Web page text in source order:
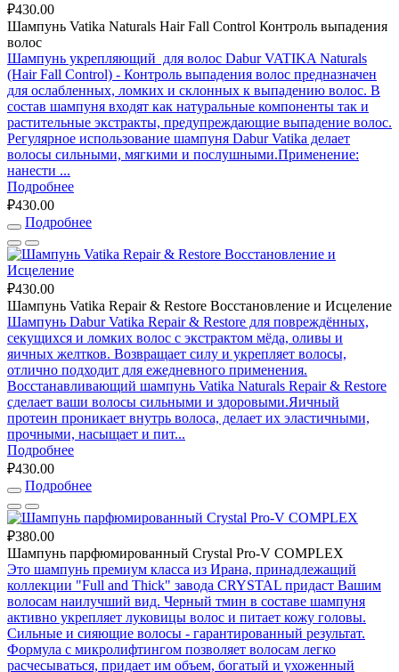
₽430.00
Шампунь Vatika Naturals Hair Fall Control Контроль выпадения
волос
Шампунь укрепляющий для волос Dabur VATIKA Naturals
(Hair Fall Control) - Контроль выпадения волос предназначен
для ослабленных, ломких и склонных к выпадению волос. В
состав шампуня входят как натуральные компоненты так и
растительные экстракты, предупреждающие выпадение волос.
Регулярное использование шампуня Dabur Vatika делает
волосы сильными, мягкими и послушными.Применение:
нанести ...
Подробнее
₽430.00
Подробнее
₽430.00
Шампунь Vatika Repair & Restore Восстановление и Исцеление
Шампунь Dabur Vatika Repair & Restore для повреждённых,
секущихся и ломких волос с экстрактом мёда, оливы и
яичных желтков. Возвращает силу и укрепляет волосы,
отлично подходит для ежедневного применения.
Восстанавливающий шампунь Vatika Naturals Repair & Restore
сделает ваши волосы сильными и здоровыми.Яичный
протеин проникает внутрь волоса, делает их эластичными,
прочными, насыщает и пит...
Подробнее
₽430.00
Подробнее
₽380.00
Шампунь парфюмированный Crystal Pro-V COMPLEX
Это шампунь премиум класса из Ирана, принадлежащий
коллекции "Full and Thick" завода CRYSTAL придаст Вашим
волосам наилучший вид. Черный тмин в составе шампуня
активно укрепляет луковицы волос и питает кожу головы.
Сильные и сияющие волосы - гарантированный результат.
Формула с микролифтингом позволяет волосам легко
расчесываться, придает им объем, богатый и ухоженный